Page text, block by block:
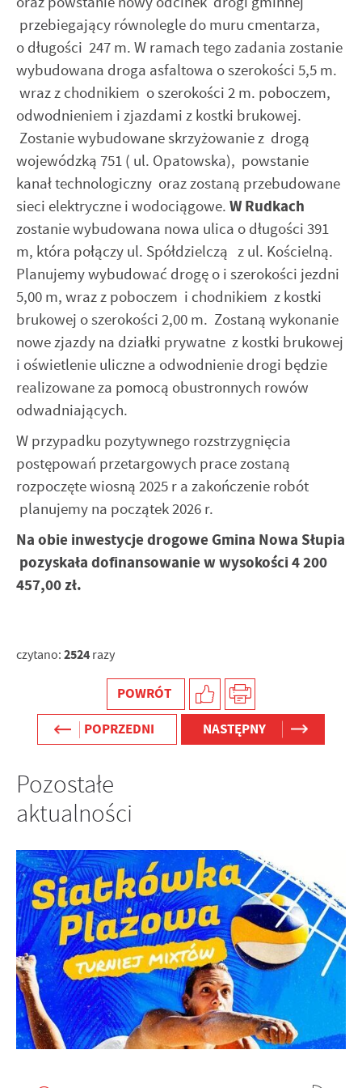
przebiegający równolegle do muru cmentarza,
o długości 247 m. W ramach tego zadania zostanie
wybudowana droga asfaltowa o szerokości 5,5 m.
wraz z chodnikiem o szerokości 2 m. poboczem,
odwodnieniem i zjazdami z kostki brukowej.
Zostanie wybudowane skrzyżowanie z drogą
wojewódzką 751 ( ul. Opatowska), powstanie
kanał technologiczny oraz zostaną przebudowane
sieci elektryczne i wodociągowe. W Rudkach
zostanie wybudowana nowa ulica o długości 391
m, która połączy ul. Spółdzielczą z ul. Kościelną.
Planujemy wybudować drogę o i szerokości jezdni
5,00 m, wraz z poboczem i chodnikiem z kostki
brukowej o szerokości 2,00 m. Zostaną wykonanie
nowe zjazdy na działki prywatne z kostki brukowej
i oświetlenie uliczne a odwodnienie drogi będzie
realizowane za pomocą obustronnych rowów
odwadniających.
W przypadku pozytywnego rozstrzygnięcia
postępowań przetargowych prace zostaną
rozpoczęte wiosną 2025 r a zakończenie robót
planujemy na początek 2026 r.
Na obie inwestycje drogowe Gmina Nowa Słupia
pozyskała dofinansowanie w wysokości 4 200
457,00 zł.
czytano: 2524 razy
POWRÓT
POPRZEDNI
NASTĘPNY
Pozostałe
aktualności
internetowej. Treści promocyjne mogą pojawić się na
stronach podmiotów trzecich lub firm będących naszymi
partnerami oraz innych dostawców usług. Firmy te działają
w charakterze pośredników prezentujących nasze treści w
postaci wiadomości, ofert, komunikatów mediów
społecznościowych.